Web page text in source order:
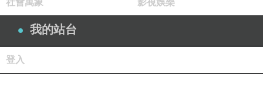
社會萬象 影視娛樂
我的站台
登入